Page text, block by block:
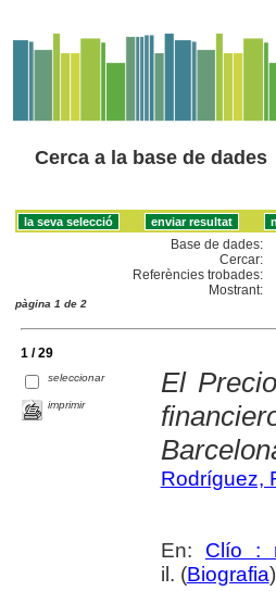
Cerca a la base de dades
Base de dades:
Cercar:
Referències trobades:
Mostrant:
pàgina 1 de 2
1 / 29
seleccionar
imprimir
El
Rodríguez,
En: Clío :
il. (Biografia)